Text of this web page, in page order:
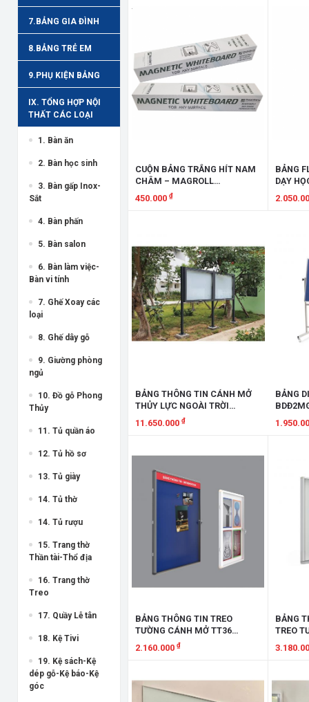
7.BẢNG GIA ĐÌNH
8.BẢNG TRẺ EM
9.PHỤ KIỆN BẢNG
IX. TỔNG HỢP NỘI
THẤT CÁC LOẠI
1. Bàn ăn
2. Bàn học sinh
3. Bàn gấp Inox-
Sắt
4. Bàn phấn
5. Bàn salon
6. Bàn làm việc-
Bàn vi tính
7. Ghế Xoay các
loại
8. Ghế dây gỗ
9. Giường phòng
ngủ
10. Đồ gỗ Phong
Thủy
11. Tủ quần áo
12. Tủ hồ sơ
13. Tủ giày
14. Tủ thờ
14. Tủ rượu
15. Trang thờ
Thần tài-Thổ địa
16. Trang thờ
Treo
17. Quầy Lễ tân
18. Kệ Tivi
19. Kệ sách-Kệ
dép gỗ-Kệ báo-Kệ
góc
CUỘN BẢNG TRẮNG HÍT NAM
CHÂM – MAGROLL
CBTHNCM
450.000 ₫
BẢNG
DẠY
BẢNG THÔNG TIN CÁNH MỞ
THỦY LỰC NGOÀI TRỜI
11.650.000 ₫
BẢNG
BẢNG THÔNG TIN TREO
TƯỜNG CÁNH MỞ TT36
BTTCMTT36
2.160.000 ₫
BẢNG
TREO